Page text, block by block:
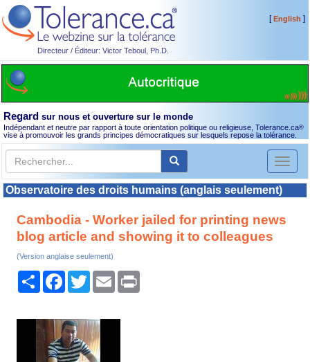
Directeur / Éditeur: Victor Teboul, Ph.D.
[English ]
Regard sur nous et ouverture sur le monde
Indépendant et neutre par rapport à toute orientation politique ou religieuse, Tolerance.ca®
vise à promouvoir les grands principes démocratiques sur lesquels repose la tolérance.
Toggle
Observatoire des droits humains (anglais seulement)
Cambodia - Worker jailed for printing news
blog article and showing it to colleagues
(Version anglaise seulement)
PartagerFacebook
TwitterEmail